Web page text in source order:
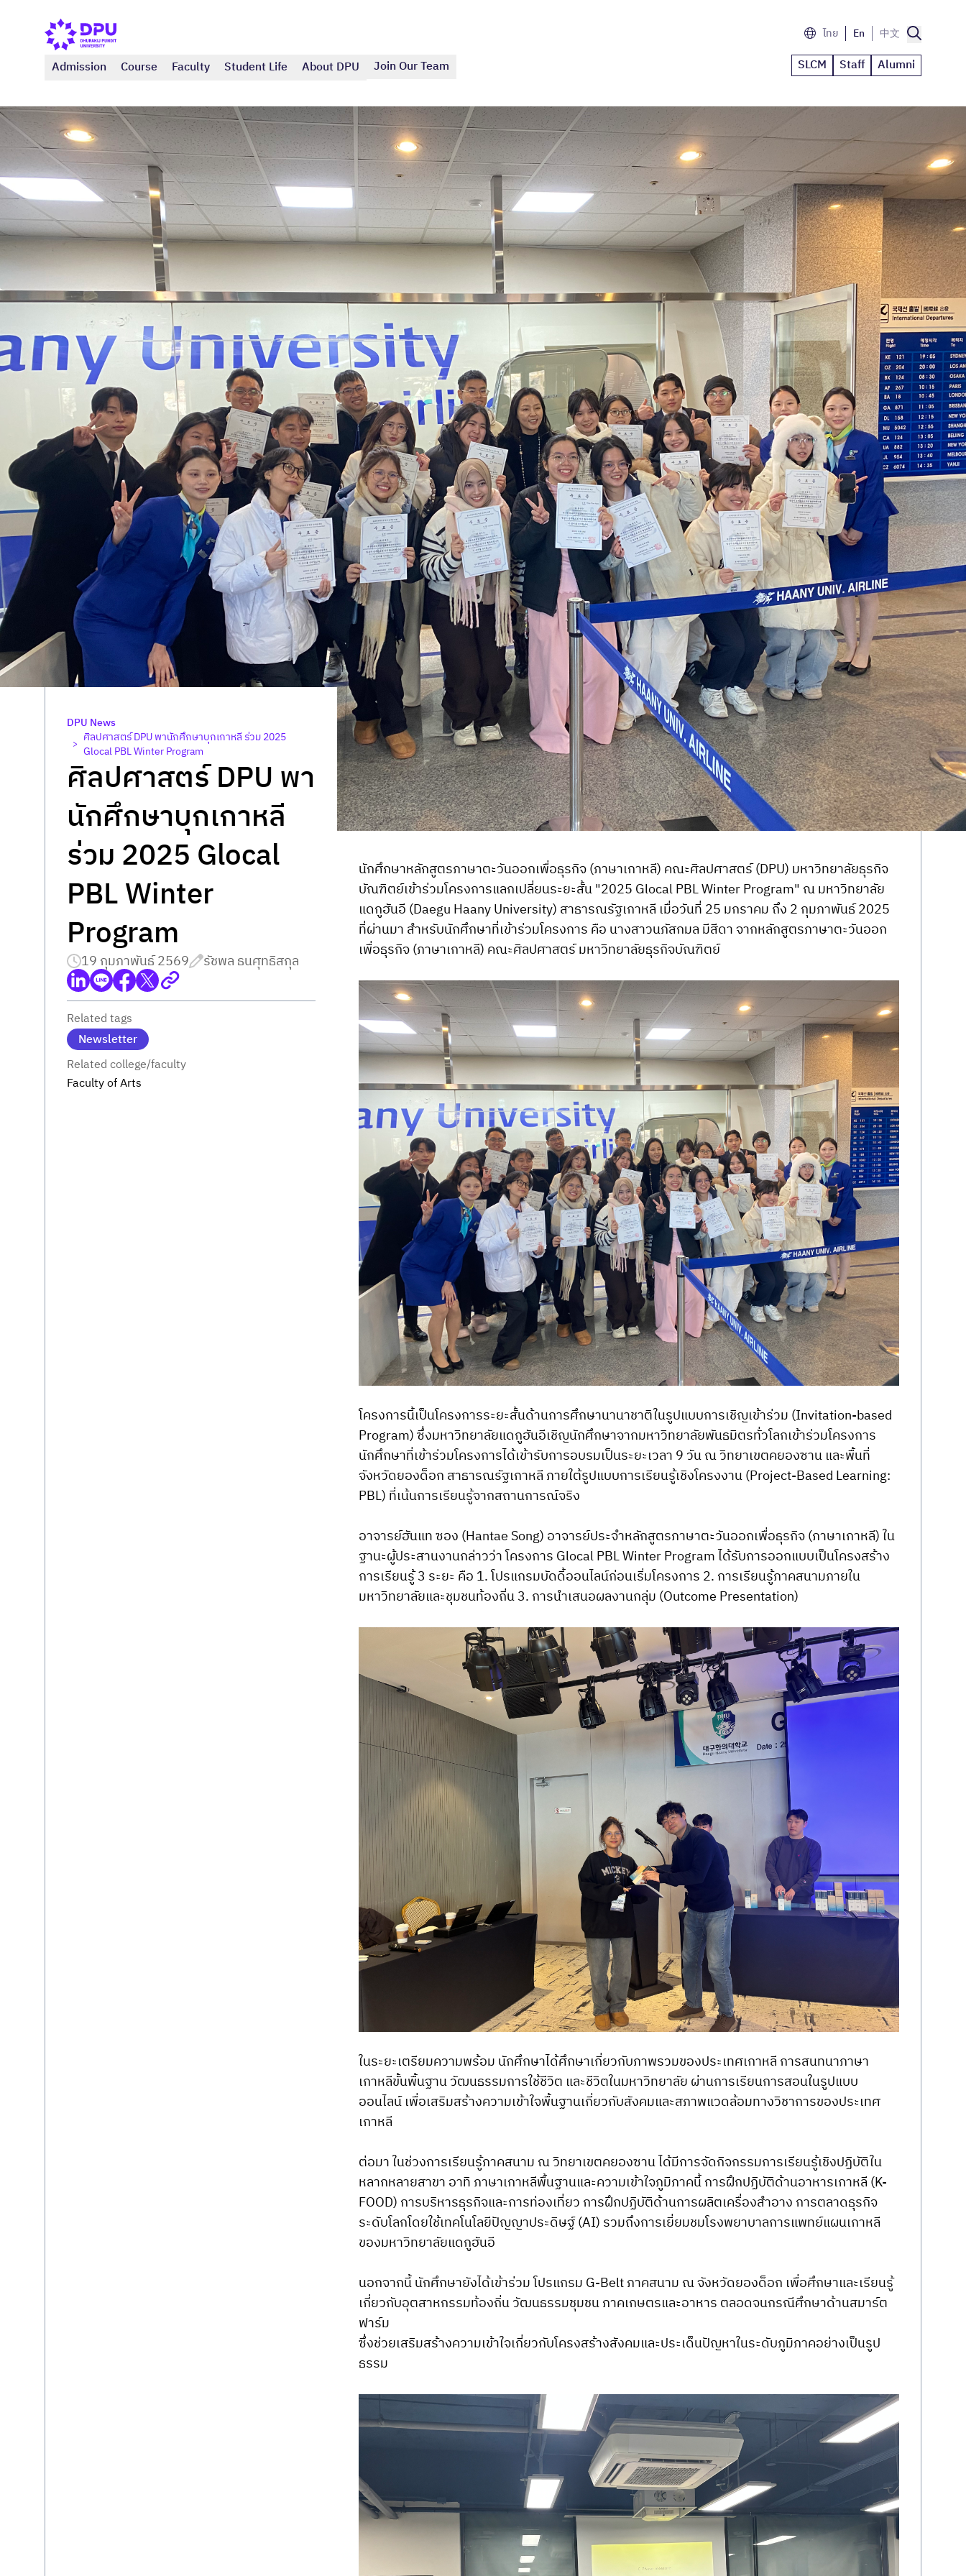
ไทย En 中文
Admission Course Faculty Student Life About DPU Join Our Team SLCM Staff Alumni
DPU News
> ศิลปศาสตร์ DPU พานักศึกษาบุกเกาหลี ร่วม 2025
Glocal PBL Winter Program
ศิลปศาสตร์ DPU พา
นักศึกษาบุกเกาหลี
ร่วม 2025 Glocal
PBL Winter
Program
19 กุมภาพันธ์ 2569 รัชพล ธนศุทธิสกุล
Related tags
Newsletter
Related college/faculty
Faculty of Arts
นักศึกษาหลักสูตรภาษาตะวันออกเพื่อธุรกิจ (ภาษาเกาหลี) คณะศิลปศาสตร์ (DPU) มหาวิทยาลัยธุรกิจ
บัณฑิตย์เข้าร่วมโครงการแลกเปลี่ยนระยะสั้น "2025 Glocal PBL Winter Program" ณ มหาวิทยาลัย
แดกูฮันอี (Daegu Haany University) สาธารณรัฐเกาหลี เมื่อวันที่ 25 มกราคม ถึง 2 กุมภาพันธ์ 2025
ที่ผ่านมา สำหรับนักศึกษาที่เข้าร่วมโครงการ คือ นางสาวนภัสกมล มีสีดา จากหลักสูตรภาษาตะวันออก
เพื่อธุรกิจ (ภาษาเกาหลี) คณะศิลปศาสตร์ มหาวิทยาลัยธุรกิจบัณฑิตย์
โครงการนี้เป็นโครงการระยะสั้นด้านการศึกษานานาชาติในรูปแบบการเชิญเข้าร่วม (Invitation-based
Program) ซึ่งมหาวิทยาลัยแดกูฮันอีเชิญนักศึกษาจากมหาวิทยาลัยพันธมิตรทั่วโลกเข้าร่วมโครงการ
นักศึกษาที่เข้าร่วมโครงการได้เข้ารับการอบรมเป็นระยะเวลา 9 วัน ณ วิทยาเขตคยองซาน และพื้นที่
จังหวัดยองด็อก สาธารณรัฐเกาหลี ภายใต้รูปแบบการเรียนรู้เชิงโครงงาน (Project-Based Learning:
PBL) ที่เน้นการเรียนรู้จากสถานการณ์จริง
อาจารย์ฮันแท ซอง (Hantae Song) อาจารย์ประจำหลักสูตรภาษาตะวันออกเพื่อธุรกิจ (ภาษาเกาหลี) ใน
ฐานะผู้ประสานงานกล่าวว่า โครงการ Glocal PBL Winter Program ได้รับการออกแบบเป็นโครงสร้าง
การเรียนรู้ 3 ระยะ คือ 1. โปรแกรมบัดดี้ออนไลน์ก่อนเริ่มโครงการ 2. การเรียนรู้ภาคสนามภายใน
มหาวิทยาลัยและชุมชนท้องถิ่น 3. การนำเสนอผลงานกลุ่ม (Outcome Presentation)
ในระยะเตรียมความพร้อม นักศึกษาได้ศึกษาเกี่ยวกับภาพรวมของประเทศเกาหลี การสนทนาภาษา
เกาหลีขั้นพื้นฐาน วัฒนธรรมการใช้ชีวิต และชีวิตในมหาวิทยาลัย ผ่านการเรียนการสอนในรูปแบบ
ออนไลน์ เพื่อเสริมสร้างความเข้าใจพื้นฐานเกี่ยวกับสังคมและสภาพแวดล้อมทางวิชาการของประเทศ
เกาหลี
ต่อมา ในช่วงการเรียนรู้ภาคสนาม ณ วิทยาเขตคยองซาน ได้มีการจัดกิจกรรมการเรียนรู้เชิงปฏิบัติใน
หลากหลายสาขา อาทิ ภาษาเกาหลีพื้นฐานและความเข้าใจภูมิภาคนี้ การฝึกปฏิบัติด้านอาหารเกาหลี (K-
FOOD) การบริหารธุรกิจและการท่องเที่ยว การฝึกปฏิบัติด้านการผลิตเครื่องสำอาง การตลาดธุรกิจ
ระดับโลกโดยใช้เทคโนโลยีปัญญาประดิษฐ์ (AI) รวมถึงการเยี่ยมชมโรงพยาบาลการแพทย์แผนเกาหลี
ของมหาวิทยาลัยแดกูฮันอี
นอกจากนี้ นักศึกษายังได้เข้าร่วม โปรแกรม G-Belt ภาคสนาม ณ จังหวัดยองด็อก เพื่อศึกษาและเรียนรู้
เกี่ยวกับอุตสาหกรรมท้องถิ่น วัฒนธรรมชุมชน ภาคเกษตรและอาหาร ตลอดจนกรณีศึกษาด้านสมาร์ต
ฟาร์ม
ซึ่งช่วยเสริมสร้างความเข้าใจเกี่ยวกับโครงสร้างสังคมและประเด็นปัญหาในระดับภูมิภาคอย่างเป็นรูป
ธรรม